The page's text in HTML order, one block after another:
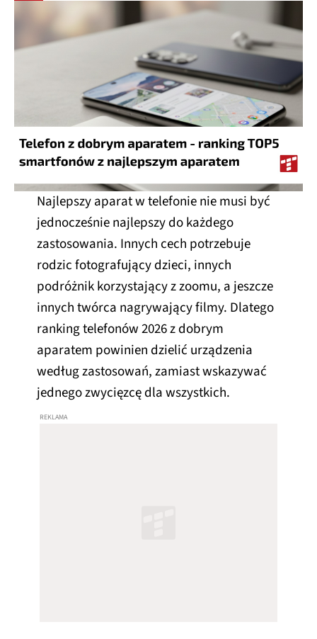
Najlepszy aparat w telefonie nie musi być
jednocześnie najlepszy do każdego
zastosowania. Innych cech potrzebuje
rodzic fotografujący dzieci, innych
podróżnik korzystający z zoomu, a jeszcze
innych twórca nagrywający filmy. Dlatego
ranking telefonów 2026 z dobrym
aparatem powinien dzielić urządzenia
według zastosowań, zamiast wskazywać
jednego zwycięzcę dla wszystkich.